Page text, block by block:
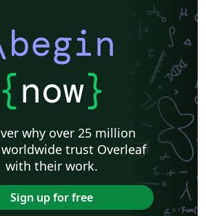
{now}
why over 25 million
trust Overleaf
with their work.
Sign up for free